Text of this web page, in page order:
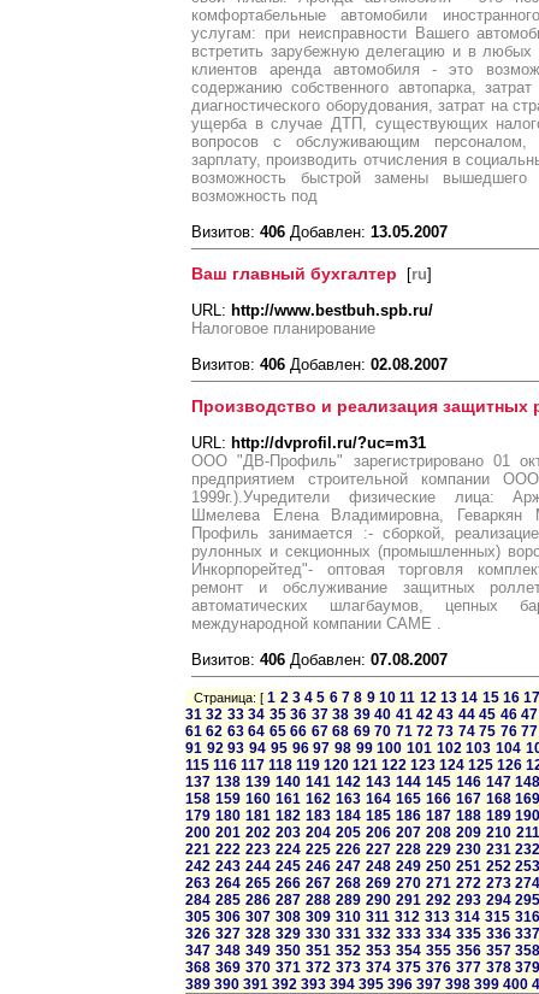
комфортабельные автомобили
услугам: при неисправности Вашего
встретить зарубежную делегацию и в любых
клиентов аренда автомобиля - это
содержанию собственного автопарка,
диагностического оборудования, затрат на
ущерба в случае ДТП, существующих
вопросов с обслуживающим персоналом,
зарплату, производить отчисления в
возможность быстрой замены
возможность под
Визитов: 406 Добавлен: 13.05.2007
Ваш главный бухгалтер [ru]
URL: http://www.bestbuh.spb.ru/
Налоговое планирование
Визитов: 406 Добавлен: 02.08.2007
Производство и реализация защитных
URL: http://dvprofil.ru/?uc=m31
ООО "ДВ-Профиль" зарегистрировано 01
предприятием строительной компании
1999г.).Учредители физические лица:
Шмелева Елена Владимировна, Геваркян
Профиль занимается :- сборкой,
рулонных и секционных (промышленных)
Инкорпорейтед"- оптовая торговля
ремонт и обслуживание защитных
автоматических шлагбаумов, цепных
международной компании САМЕ .
Визитов: 406 Добавлен: 07.08.2007
Страница: [1 2 3 4 5 6 7 8 9 10 11 12 13 14 15 16
31 32 33 34 35 36 37 38 39 40 41 42 43 44 45 46 47
61 62 63 64 65 66 67 68 69 70 71 72 73 74 75 76 77
91 92 93 94 95 96 97 98 99 100 101 102 103 104
115 116 117 118 119 120 121 122 123 124 125 126
137 138 139 140 141 142 143 144 145 146 147
158 159 160 161 162 163 164 165 166 167 168
179 180 181 182 183 184 185 186 187 188 189
200 201 202 203 204 205 206 207 208 209 210 211
221 222 223 224 225 226 227 228 229 230 231
242 243 244 245 246 247 248 249 250 251 252
263 264 265 266 267 268 269 270 271 272 273
284 285 286 287 288 289 290 291 292 293 294
305 306 307 308 309 310 311 312 313 314 315 316
326 327 328 329 330 331 332 333 334 335 336
347 348 349 350 351 352 353 354 355 356 357
368 369 370 371 372 373 374 375 376 377 378
389 390 391 392 393 394 395 396 397 398 399 400